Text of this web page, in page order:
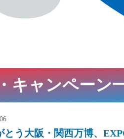
キャンペーン
とう大阪・関西万博、